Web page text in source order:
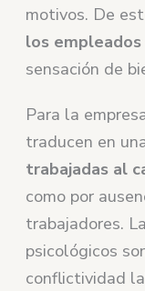
motivos. De
los
sensación de
Para la
traducen en
trabajadas al
como por
trabajadores.
psicológicos
conflictividad